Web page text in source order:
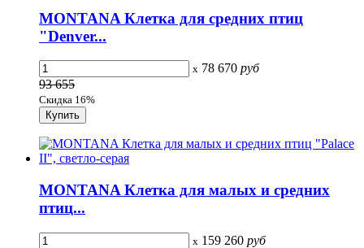
MONTANA Клетка для средних птиц
"Denver...
x 78 670 руб
93 655
Скидка 16%
MONTANA Клетка для малых и средних
птиц...
x 159 260 руб